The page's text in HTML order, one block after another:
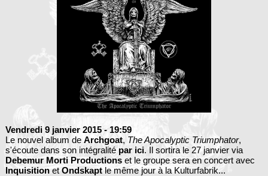
Vendredi 9 janvier 2015 - 19:59
Le nouvel album de Archgoat, The Apocalyptic Triumphator,
s'écoute dans son intégralité par ici. Il sortira le 27 janvier via
Debemur Morti Productionset le groupe sera en concert avec
Inquisitionet Ondskaptle même jour à la Kulturfabrik...